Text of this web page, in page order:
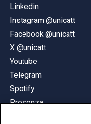
Linkedin
Instagram @unicatt
Facebook @unicatt
X @unicatt
Youtube
Telegram
Spotify
Presenza